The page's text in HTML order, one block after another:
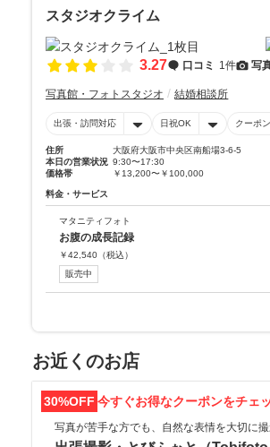
スタジオクライム
3.27 口コミ 1件 写
写真館・フォトスタジオ 結婚相談所
出張・訪問対応 日祝OK クーポ
住所
大阪府大阪市中央区南船場3-6-5
本日の営業状況 9:30〜17:30
価格帯
￥13,200〜￥100,000
料金・サービス
マタニティフォト
お腹の成長記録
￥42,540 （税込）
販売中
お近くのお店
30%OFF 今すぐお得なクーポンをチェ
写真が苦手な方でも、自然な表情を大切に撮